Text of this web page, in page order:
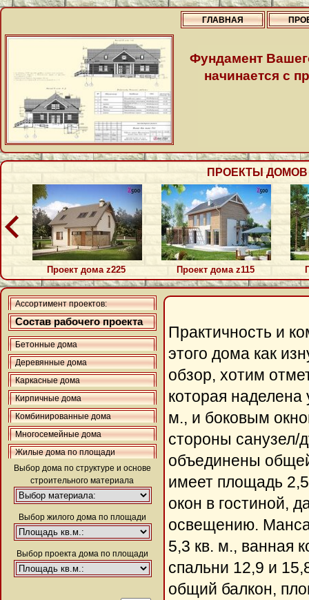
ГЛАВНАЯ
Фундамент
начинается с
ПРОЕКТЫ ДОМОВ
Проект дома z225 Проект дома z115
Практичность и
этого дома как
обзор, хотим
которая
м., и боковым
стороны санузел/
объединены
имеет площадь
окон в гостиной,
освещению.
5,3 кв. м., ванная
спальни 12,9 и
общий балкон,
Ассортимент проектов:
Состав рабочего проекта
Бетонные дома
Деревянные дома
Каркасные дома
Кирпичные дома
Комбинированные дома
Многосемейные дома
Жилые дома по площади
Выбор дома по структуре и основе
строительного материала
Выбор жилого дома по площади
Выбор проекта дома по площади